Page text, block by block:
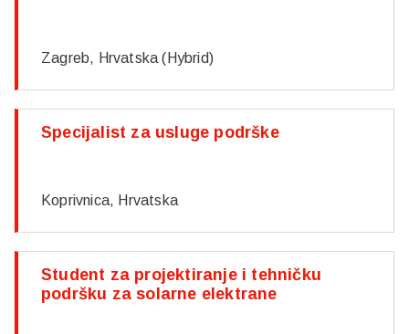
Zagreb, Hrvatska (Hybrid)
Specijalist za usluge podrške
Koprivnica, Hrvatska
Student za projektiranje i tehničku
podršku za solarne elektrane